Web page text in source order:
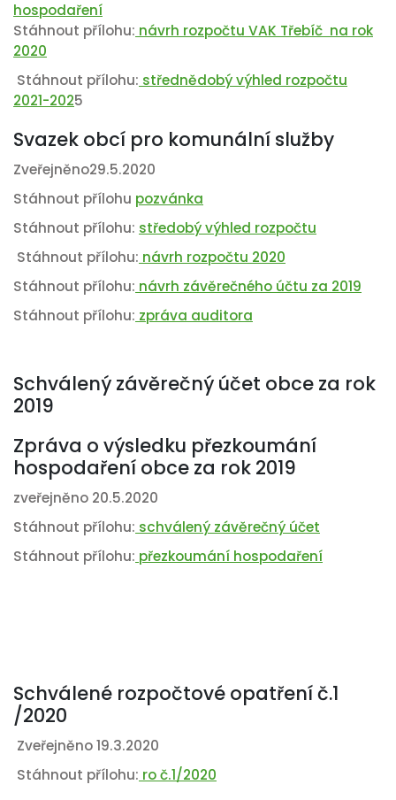
hospodaření
Stáhnout přílohu: návrh rozpočtu VAK Třebíč na rok
2020
Stáhnout přílohu: střednědobý výhled rozpočtu
2021-2025
Svazek obcí pro komunální služby
Zveřejněno29.5.2020
Stáhnout přílohu pozvánka
Stáhnout přílohu: středobý výhled rozpočtu
Stáhnout přílohu: návrh rozpočtu 2020
Stáhnout přílohu: návrh závěrečného účtu za 2019
Stáhnout přílohu: zpráva auditora
Schválený závěrečný účet obce za rok
2019
Zpráva o výsledku přezkoumání
hospodaření obce za rok 2019
zveřejněno 20.5.2020
Stáhnout přílohu: schválený závěrečný účet
Stáhnout přílohu: přezkoumání hospodaření
Schválené rozpočtové opatření č.1
/2020
Zveřejněno 19.3.2020
Stáhnout přílohu: ro č.1/2020